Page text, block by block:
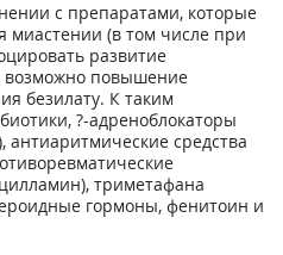
с препаратами, которые
миастении (в том числе при
развитие
возможно повышение
безилату. К таким
?-адреноблокаторы
антиаритмические средства
триметафана
гормоны, фенитоин и